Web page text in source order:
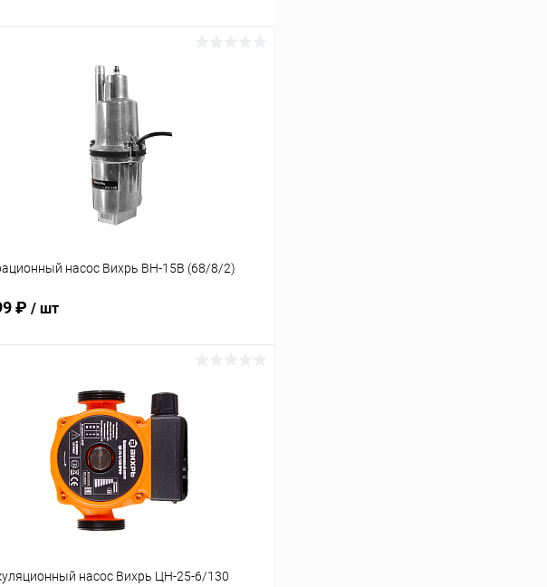
насос Вихрь ВН-15В (68/8/2)
₽ / шт
Купить в 1 клик К сравнению
В избранное В наличии
насос Вихрь ЦН-25-6/130